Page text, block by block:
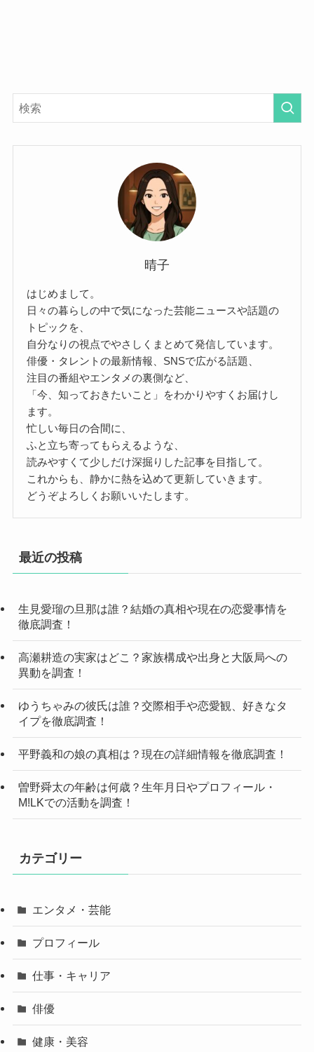
晴子
はじめまして。
日々の暮らしの中で気になった芸能ニュースや話題の
トピックを、
自分なりの視点でやさしくまとめて発信しています。
俳優・タレントの最新情報、SNSで広がる話題、
注目の番組やエンタメの裏側など、
「今、知っておきたいこと」をわかりやすくお届けし
ます。
忙しい毎日の合間に、
ふと立ち寄ってもらえるような、
読みやすくて少しだけ深掘りした記事を目指して。
これからも、静かに熱を込めて更新していきます。
どうぞよろしくお願いいたします。
最近の投稿
生見愛瑠の旦那は誰？結婚の真相や現在の恋愛事情を
徹底調査！
高瀬耕造の実家はどこ？家族構成や出身と大阪局への
異動を調査！
ゆうちゃみの彼氏は誰？交際相手や恋愛観、好きなタ
イプを徹底調査！
平野義和の娘の真相は？現在の詳細情報を徹底調査！
曽野舜太の年齢は何歳？生年月日やプロフィール・
M!LKでの活動を調査！
カテゴリー
エンタメ・芸能
プロフィール
仕事・キャリア
俳優
健康・美容